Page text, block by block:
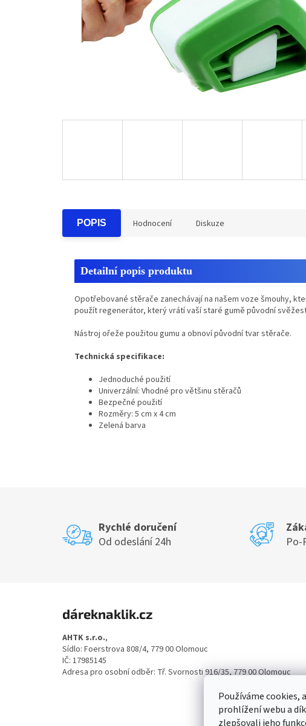
Používáme cookies,
prohlížení webu a
zlepšovali jeho
POPIS Hodnocení Diskuze
Detailní popis produktu
Opotřebované stěrače zanechávají na našem voze šmouhy,
použít regenerátor, který vrátí vaší staré gumě původní
Nástroj ořeže použitou gumu a obnoví původní tvar stěrače.
Technická specifikace:
Jednoduché použití
Univerzální: Vhodné pro většinu stěračů
Bezpečné použití
Rozměry: 5 cm x 4 cm
Zelená barva
Rychlé doručení
Od odeslání 24h
Po-
dáreknaklik.cz
AHTK s.r.o.,
Sídlo: Foerstrova 808/4, 779 00 Olomouc
IČ: 17985145
Adresa pro osobní odběr: Tř. Svornosti 916/35, 779 00 Olomouc